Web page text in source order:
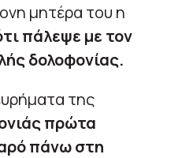
μητέρα του η
πάλεψε με τον
δολοφονίας.
της
πρώτα
πάνω στη